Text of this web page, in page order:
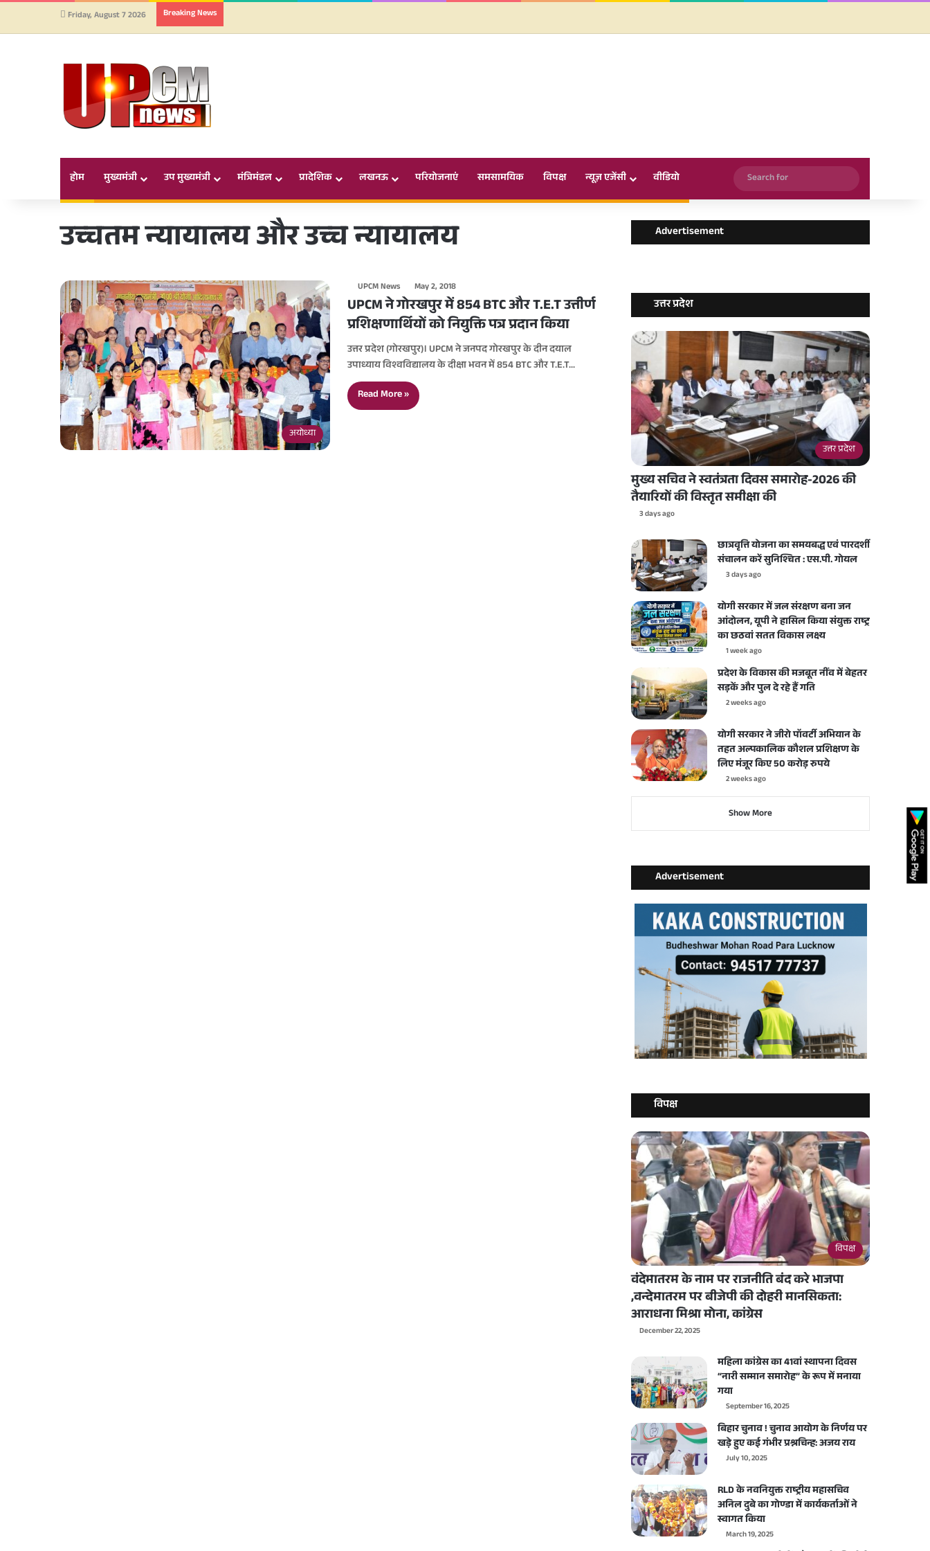
Friday, August 7 2026 Breaking News
होम मुख्यमंत्री उप मुख्यमंत्री मंत्रिमंडल प्रादेशिक लखनऊ परियोजनाएं समसामयिक विपक्ष न्यूज़ एजेंसी वीडियो
Search
for
उच्चतम न्यायालय और उच्च न्यायालय
अयोध्या
UPCM News May 2, 2018
UPCM ने गोरखपुर में 854 BTC और T.E.T उत्तीर्ण
प्रशिक्षणार्थियों को नियुक्ति पत्र प्रदान किया
उत्तर प्रदेश (गोरखपुर)। UPCM ने जनपद गोरखपुर के दीन दयाल
उपाध्याय विश्वविद्यालय के दीक्षा भवन में 854 BTC और T.E.T…
Read More »
Advertisement
उत्तर प्रदेश
उत्तर प्रदेश
मुख्य सचिव ने स्वतंत्रता दिवस समारोह-2026 की
तैयारियों की विस्तृत समीक्षा की
3 days ago
छात्रवृत्ति योजना का समयबद्ध एवं पारदर्शी
संचालन करें सुनिश्चित : एस.पी. गोयल
3 days ago
योगी सरकार में जल संरक्षण बना जन
आंदोलन, यूपी ने हासिल किया संयुक्त राष्ट्र
का छठवां सतत विकास लक्ष्य
1 week ago
प्रदेश के विकास की मजबूत नींव में बेहतर
सड़कें और पुल दे रहे हैं गति
2 weeks ago
योगी सरकार ने जीरो पॉवर्टी अभियान के
तहत अल्पकालिक कौशल प्रशिक्षण के
लिए मंजूर किए 50 करोड़ रुपये
2 weeks ago
Show More
Advertisement
विपक्ष
विपक्ष
वंदेमातरम के नाम पर राजनीति बंद करे भाजपा
,वन्देमातरम पर बीजेपी की दोहरी मानसिकता:
आराधना मिश्रा मोना, कांग्रेस
December 22, 2025
महिला कांग्रेस का 41वां स्थापना दिवस
“नारी सम्मान समारोह” के रूप में मनाया
गया
September 16, 2025
बिहार चुनाव ! चुनाव आयोग के निर्णय पर
खड़े हुए कई गंभीर प्रश्नचिन्ह: अजय राय
July 10, 2025
RLD के नवनियुक्त राष्ट्रीय महासचिव
अनिल दुबे का गोण्डा में कार्यकर्ताओं ने
स्वागत किया
March 19, 2025